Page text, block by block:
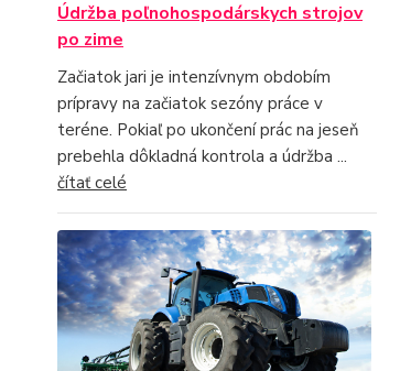
Údržba poľnohospodárskych strojov
po zime
Začiatok jari je intenzívnym obdobím
prípravy na začiatok sezóny práce v
teréne. Pokiaľ po ukončení prác na jeseň
prebehla dôkladná kontrola a údržba ...
čítať celé